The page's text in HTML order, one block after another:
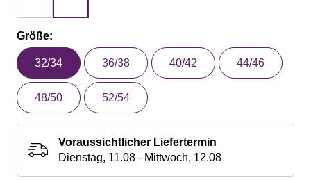
Größe:
32/34 36/38 40/42 44/46
48/50 52/54
Voraussichtlicher Liefertermin
Dienstag, 11.08 - Mittwoch, 12.08